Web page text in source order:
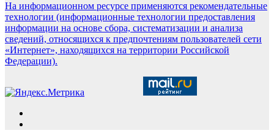
На информационном ресурсе применяются рекомендательные
технологии (информационные технологии предоставления
информации на основе сбора, систематизации и анализа
сведений, относящихся к предпочтениям пользователей сети
«Интернет», находящихся на территории Российской
Федерации).